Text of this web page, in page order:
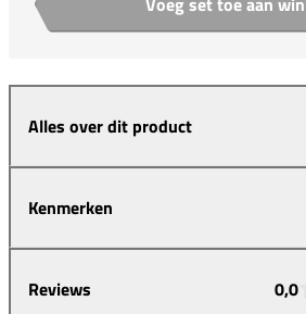
Aantal
Alles over dit product
Kenmerken
Reviews 0,0